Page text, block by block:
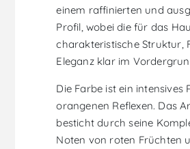
einem raffinierten und
Profil, wobei die für das
charakteristische Struktur,
Eleganz klar im
Die Farbe ist ein intensives
orangenen Reflexen. Das
besticht durch seine
Noten von roten Früchten